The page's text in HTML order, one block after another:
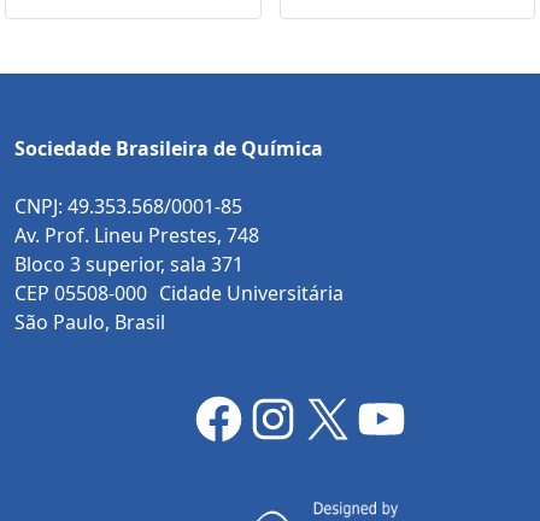
Sociedade Brasileira de Química
CNPJ: 49.353.568/0001-85
Av. Prof. Lineu Prestes, 748
Bloco 3 superior, sala 371
CEP 05508-000 Cidade Universitária
São Paulo, Brasil
Facebook
Instagram
X YouTube